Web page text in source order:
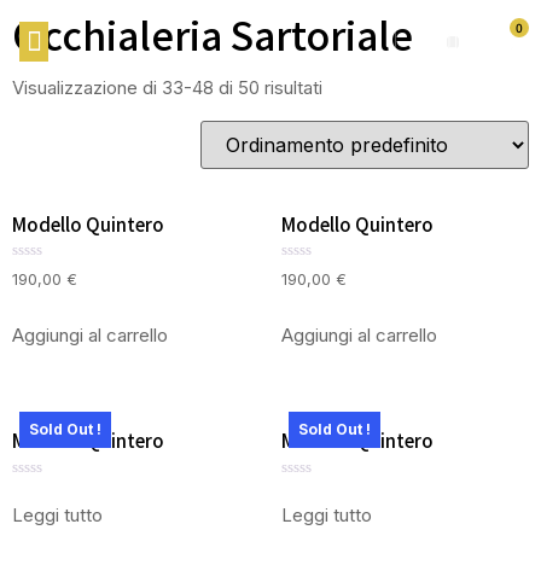
0
Occhialeria Sartoriale
Visualizzazione di 33-48 di 50 risultati
Modello Quintero
Valutato
0
190,00 €
Aggiungi al carrello
Modello Quintero
Valutato
0
190,00 €
Aggiungi al carrello
Sold Out !
Modello Quintero
0
su
Leggi tutto
Sold Out !
Modello Quintero
0
su
Leggi tutto